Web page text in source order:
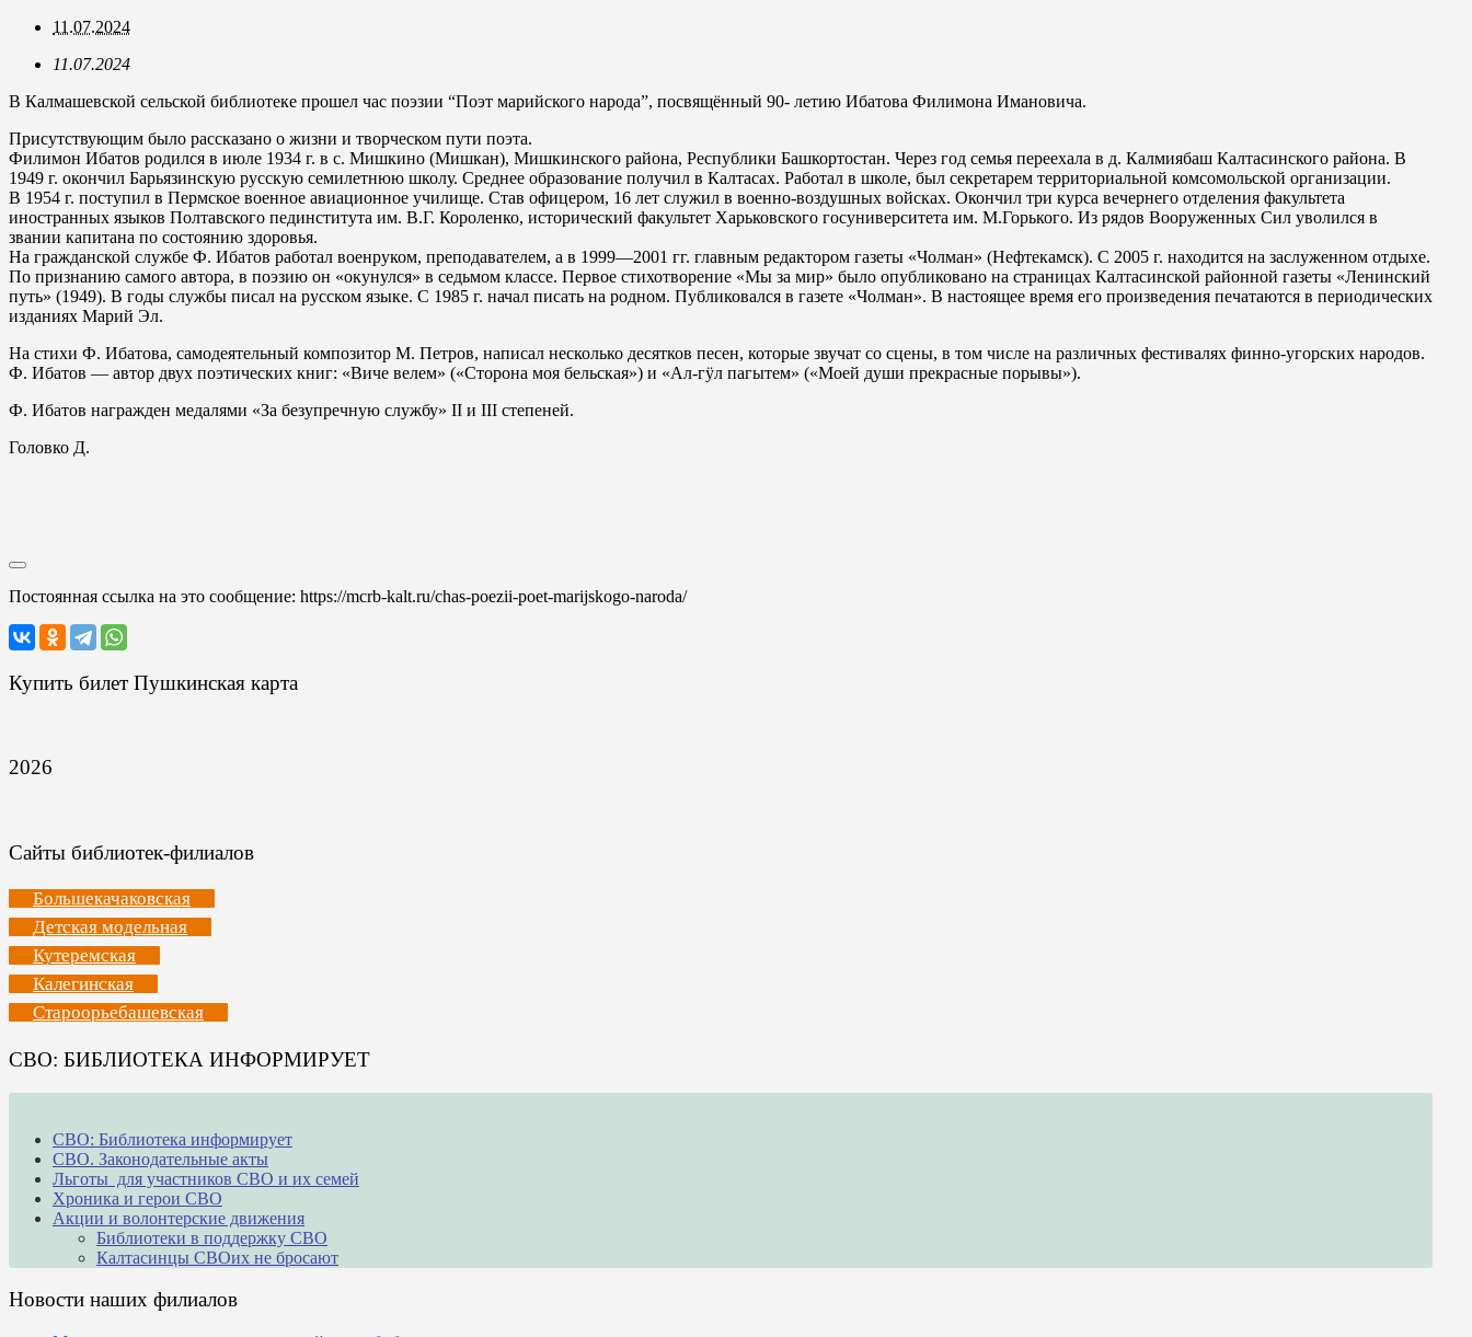
11.07.2024
11.07.2024
В Калмашевской сельской библиотеке прошел час поэзии “Поэт марийского народа”, посвящённый 90- летию Ибатова Филимона Имановича.
Присутствующим было рассказано о жизни и творческом пути поэта.
Филимон Ибатов родился в июле 1934 г. в с. Мишкино (Мишкан), Мишкинского района, Республики Башкортостан. Через год семья переехала в д. Калмиябаш Калтасинского района. В
1949 г. окончил Барьязинскую русскую семилетнюю школу. Среднее образование получил в Калтасах. Работал в школе, был секретарем территориальной комсомольской организации.
В 1954 г. поступил в Пермское военное авиационное училище. Став офицером, 16 лет служил в военно-воздушных войсках. Окончил три курса вечернего отделения факультета
иностранных языков Полтавского пединститута им. В.Г. Короленко, исторический факультет Харьковского госуниверситета им. М.Горького. Из рядов Вооруженных Сил уволился в
звании капитана по состоянию здоровья.
На гражданской службе Ф. Ибатов работал военруком, преподавателем, а в 1999—2001 гг. главным редактором газеты «Чолман» (Нефтекамск). С 2005 г. находится на заслуженном отдыхе.
По признанию самого автора, в поэзию он «окунулся» в седьмом классе. Первое стихотворение «Мы за мир» было опубликовано на страницах Калтасинской районной газеты «Ленинский
путь» (1949). В годы службы писал на русском языке. С 1985 г. начал писать на родном. Публиковался в газете «Чолман». В настоящее время его произведения печатаются в периодических
изданиях Марий Эл.
На стихи Ф. Ибатова, самодеятельный композитор М. Петров, написал несколько десятков песен, которые звучат со сцены, в том числе на различных фестивалях финно-угорских народов.
Ф. Ибатов — автор двух поэтических книг: «Виче велем» («Сторона моя бельская») и «Ал-гӱл пагытем» («Моей души прекрасные порывы»).
Ф. Ибатов награжден медалями «За безупречную службу» II и III степеней.
Головко Д.
Постоянная ссылка на это сообщение: https://mcrb-kalt.ru/chas-poezii-poet-marijskogo-naroda/
Купить билет Пушкинская карта
2026
Сайты библиотек-филиалов
Большекачаковская
Детская модельная
Кутеремская
Калегинская
Староорьебашевская
СВО: БИБЛИОТЕКА ИНФОРМИРУЕТ
СВО: Библиотека информирует
СВО. Законодательные акты
Льготы для участников СВО и их семей
Хроника и герои СВО
Акции и волонтерские движения
Библиотеки в поддержку СВО
Калтасинцы СВОих не бросают
Новости наших филиалов